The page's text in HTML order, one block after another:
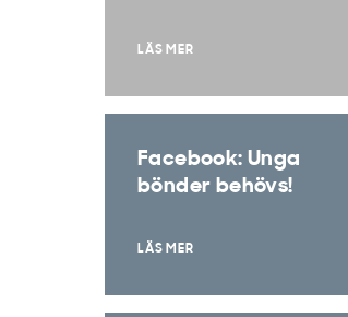
LÄS MER
Facebook: Unga
bönder behövs!
LÄS MER